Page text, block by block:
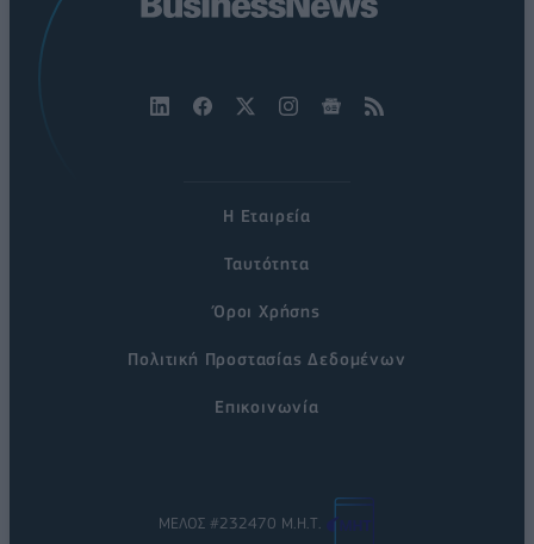
Η Εταιρεία
Ταυτότητα
Όροι Χρήσης
Πολιτική Προστασίας Δεδομένων
Επικοινωνία
ΜΕΛΟΣ #232470 Μ.Η.Τ.